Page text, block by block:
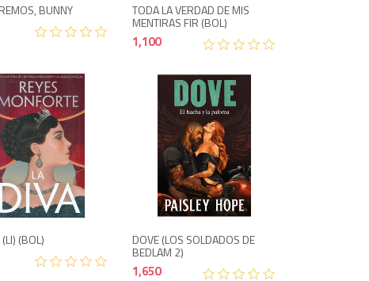
BUNNY TODA LA VERDAD DE MIS
MENTIRAS FIR (BOL)
1,100
(BOL) DOVE (LOS SOLDADOS DE
BEDLAM 2)
1,650